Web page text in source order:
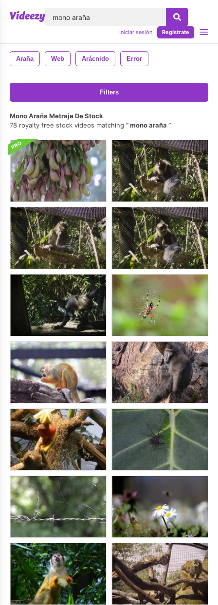
Iniciar sesión Regístrate
Araña Web Arácnido Error
Filters
Mono Araña Metraje De Stock
78 royalty free stock videos matching
mono araña